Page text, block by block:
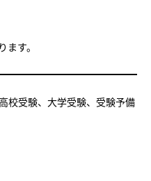
す。
校受験、大学受験、受験予備